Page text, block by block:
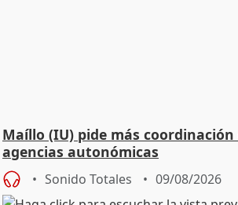
Maíllo (IU) pide más coordinación
agencias autonómicas
Sonido Totales 09/08/2026